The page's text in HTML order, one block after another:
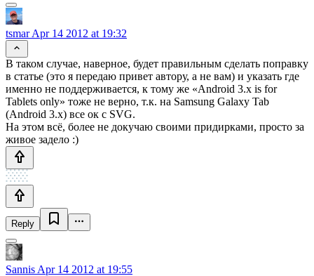
tsmarApr 14 2012 at 19:32
В таком случае, наверное, будет правильным сделать поправку
в статье (это я передаю привет автору, а не вам) и указать где
именно не поддерживается, к тому же «Android 3.x is for
Tablets only» тоже не верно, т.к. на Samsung Galaxy Tab
(Android 3.x) все ок с SVG.
На этом всё, более не докучаю своими придирками, просто за
живое задело :)
Reply
Sannis Apr 14 2012 at 19:55